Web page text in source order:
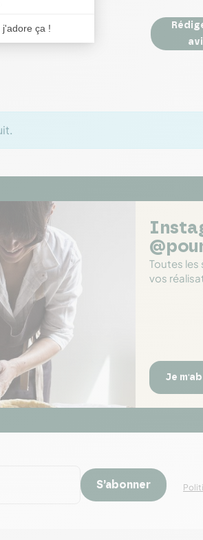
Toutes
vos
Je
S’abonner